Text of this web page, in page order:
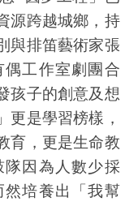
源跨越城鄉，持
與排笛藝術家張
工作室劇團合
孩子的創意及想
更是學習榜樣，
育，更是生命教
因為人數少採
然培養出「我幫